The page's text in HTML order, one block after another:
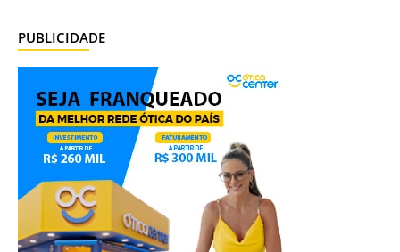
PUBLICIDADE